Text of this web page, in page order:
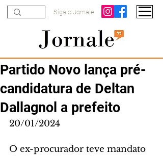
Siga o Jornale
Partido Novo lança pré-
candidatura de Deltan
Dallagnol a prefeito
20/01/2024
O ex-procurador teve mandato